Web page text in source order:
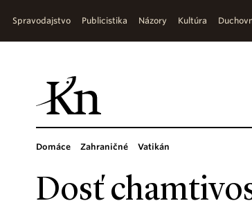
Spravodajstvo Publicistika Názory Kultúra
Domáce Zahraničné Vatikán
Dosť